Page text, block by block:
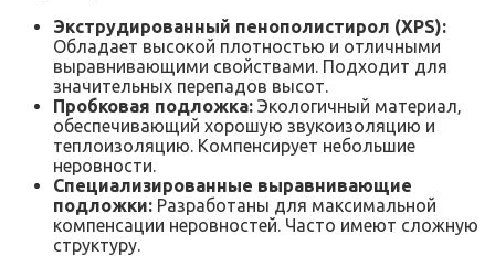
Экструдированный пенополистирол (XPS):
Обладает высокой плотностью и отличными
выравнивающими свойствами. Подходит для
значительных перепадов высот.
Пробковая подложка: Экологичный материал‚
обеспечивающий хорошую звукоизоляцию и
теплоизоляцию. Компенсирует небольшие
неровности.
Специализированные выравнивающие
подложки: Разработаны для максимальной
компенсации неровностей. Часто имеют сложную
структуру.